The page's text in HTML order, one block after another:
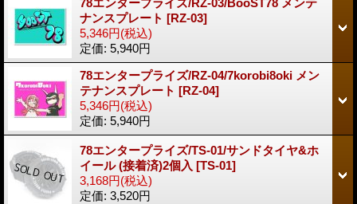
ナンスプレート [RZ-03]
5,346円(税込)
定価: 5,940円
78エンタープライズ/RZ-04/7korobi8oki メン
テナンスプレート [RZ-04]
5,346円(税込)
定価: 5,940円
78エンタープライズ/TS-01/サンドタイヤ&ホ
イール (接着済)2個入 [TS-01]
3,168円(税込)
定価: 3,520円